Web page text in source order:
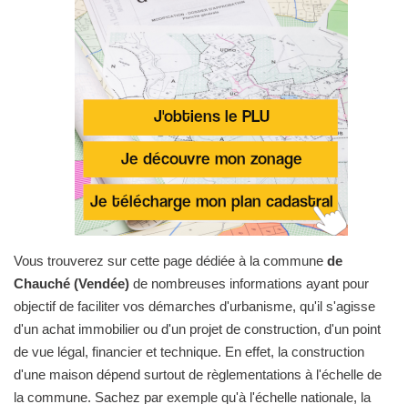
Vous trouverez sur cette page dédiée à la commune de
Chauché (Vendée) de nombreuses informations ayant pour
objectif de faciliter vos démarches d'urbanisme, qu'il s'agisse
d'un achat immobilier ou d'un projet de construction, d'un point
de vue légal, financier et technique. En effet, la construction
d'une maison dépend surtout de règlementations à l'échelle de
la commune. Sachez par exemple qu'à l'échelle nationale, la